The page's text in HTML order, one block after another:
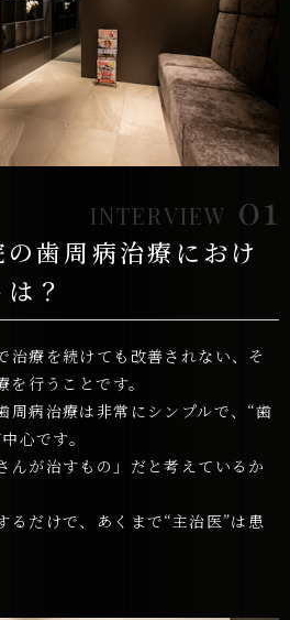
歯周病治療におけ
？
INTERVIEW 01
治療を続けても改善されない、そ
行うことです。
周病治療は非常にシンプルで、“歯
心です。
んが治すもの」だと考えているか
るだけで、あくまで“主治医”は患